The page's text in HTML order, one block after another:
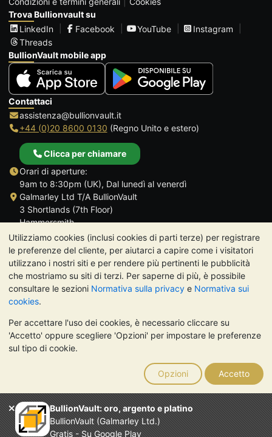
Utilizziamo cookies (inclusi cookies di parti terze) per registrare
le preferenze del cliente, per aiutarci a capire come i visitatori
utilizzano i nostri siti e per rendere più pertinenti le pubblicità
che mostriamo su siti di terzi. Per saperne di più, è possibile
consultare le sezioni Normativa sulla privacy e Normativa sui
cookies.
Per accettare l'uso dei cookies, è necessario cliccare su
'Accetto' oppure scegliere 'Opzioni' per impostare le preferenze
sul tipo di cookie.
Opzioni Accetto
BullionVault: oro, argento e platino
BullionVault (Galmarley Ltd.)
Gratis - Su Google Play
Trova Bullionvault su
LinkedIn
Facebook YouTube
Instagram
Threads
BullionVault mobile app
Contattaci
assistenza@bullionvault.it
+44 (0)20 8600 0130 (Regno Unito e estero)
Clicca per chiamare
Orari di aperture:
9am to 8:30pm (UK), Dal lunedì al venerdì
Galmarley Ltd T/A BullionVault
3 Shortlands (7th Floor)
Hammersmith
Londra
W6 8DA
Regno Unito
TrustScore 4.7 | 488 recensioni
NOTA BENE: Il valore dei metalli preziosi può diminuire o
aumentare, e i trend storici non sono predittori dell'andamento
futuro. Nulla di quanto contenuto nei siti web di BullionVault o
nelle sue comunicazioni costituisce una consulenza sugli
investimenti. Si consiglia di rivolgersi a un professionista per
stabilire se l'investimento in metalli preziosi è adatto alle proprie
esigenze.
Galmarley Ltd, trading acome BullionVault, registrata in